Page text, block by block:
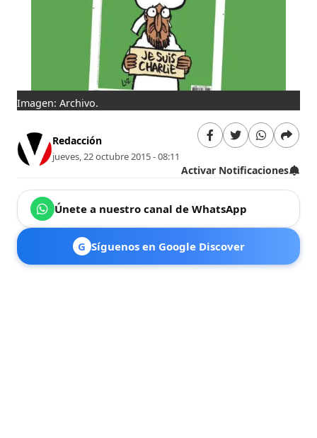
Imagen: Archivo.
Redacción
jueves, 22 octubre 2015 - 08:11
Activar Notificaciones
Únete a nuestro canal de WhatsApp
G Síguenos en Google Discover